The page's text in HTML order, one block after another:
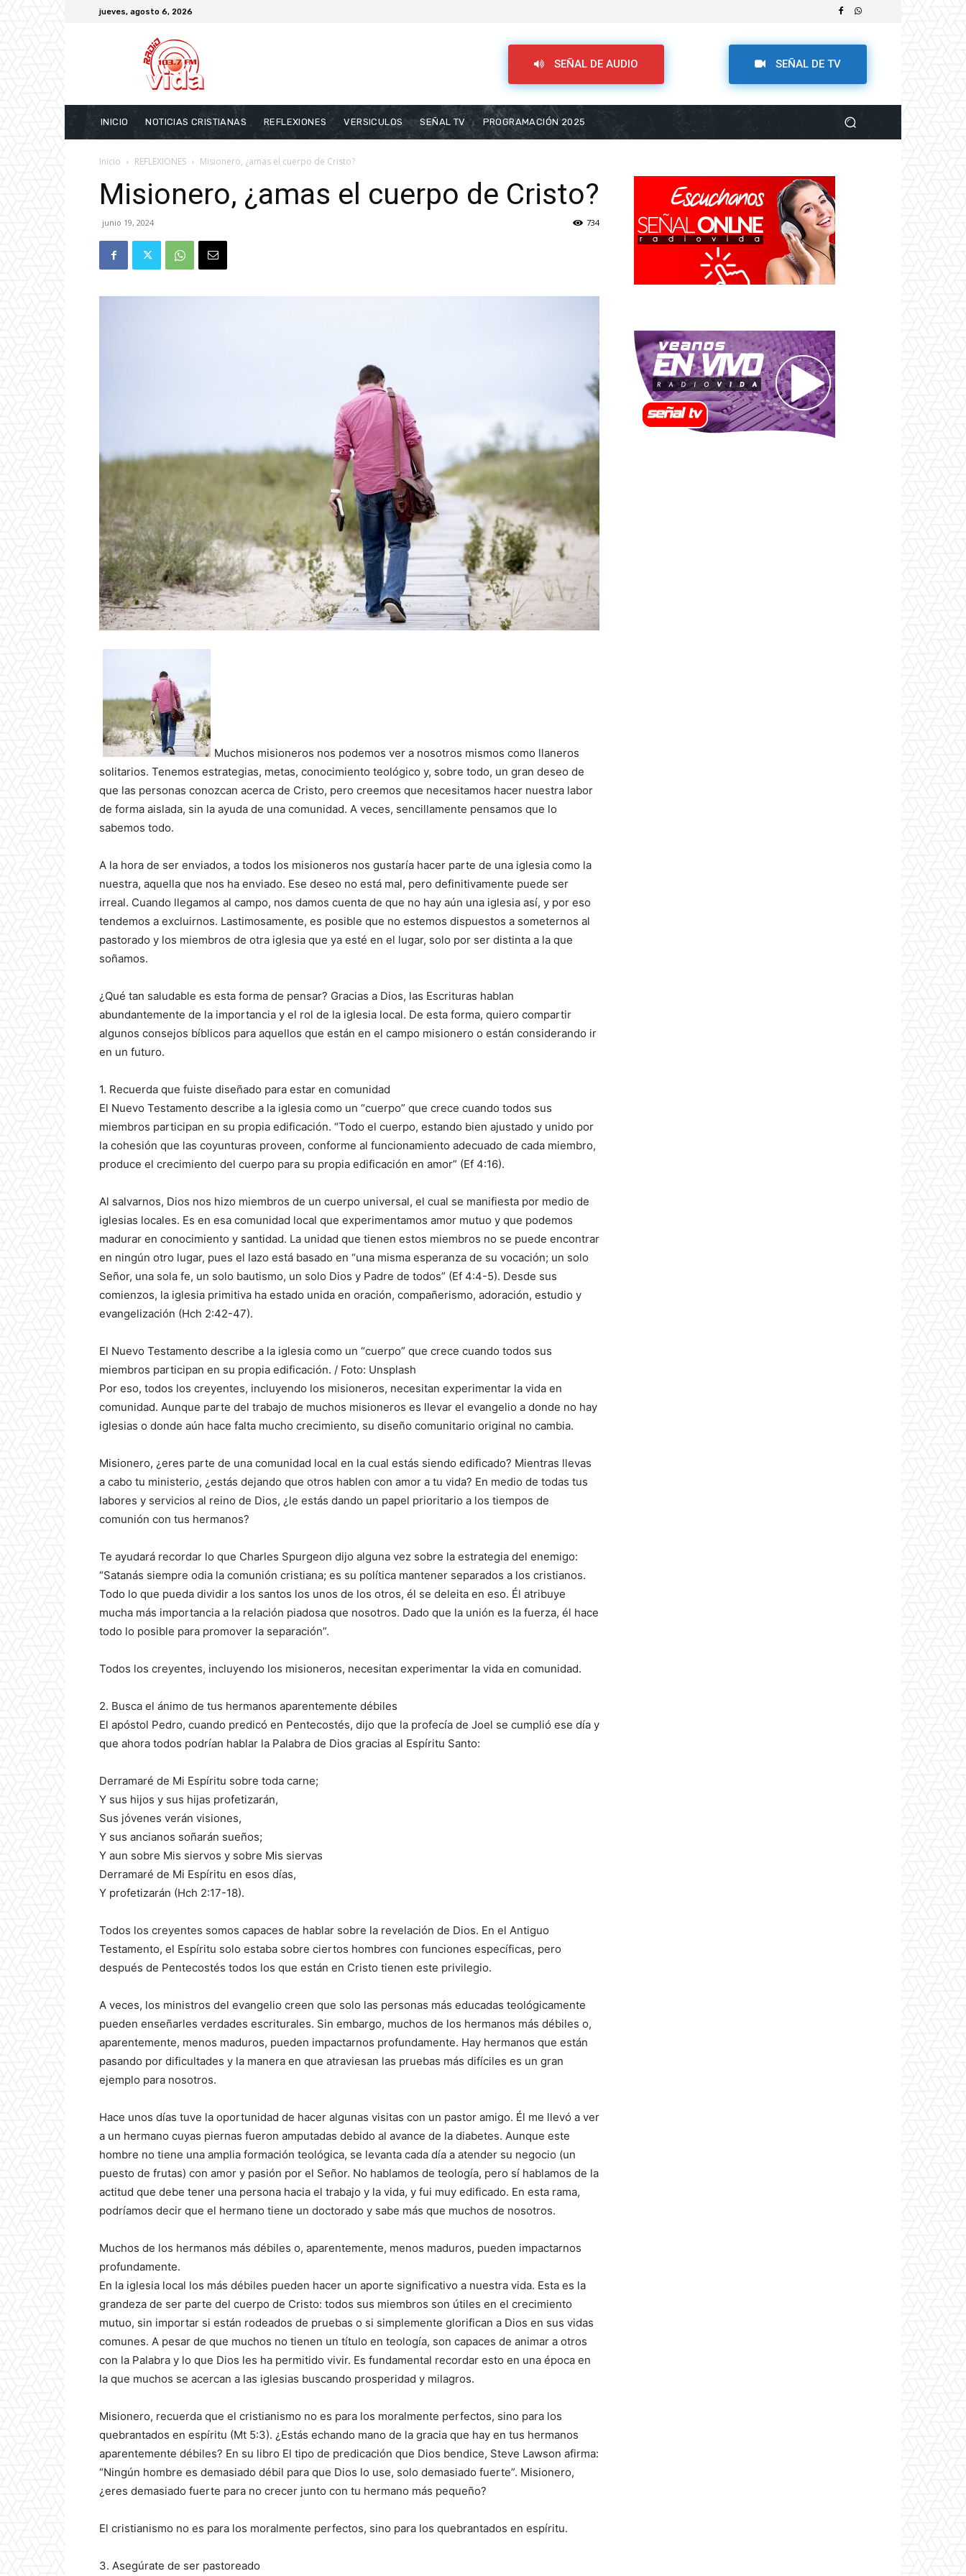
jueves, agosto 6, 2026
SEÑAL DE AUDIO SEÑAL DE TV
INICIO NOTICIAS CRISTIANAS REFLEXIONES VERSICULOS SEÑAL TV PROGRAMACIÓN 2025
Inicio REFLEXIONES Misionero, ¿amas el cuerpo de Cristo?
Misionero, ¿amas el cuerpo de Cristo?
junio 19, 2024 734
Muchos misioneros nos podemos ver a nosotros mismos como llaneros
solitarios. Tenemos estrategias, metas, conocimiento teológico y, sobre todo, un gran deseo de
que las personas conozcan acerca de Cristo, pero creemos que necesitamos hacer nuestra labor
de forma aislada, sin la ayuda de una comunidad. A veces, sencillamente pensamos que lo
sabemos todo.
A la hora de ser enviados, a todos los misioneros nos gustaría hacer parte de una iglesia como la
nuestra, aquella que nos ha enviado. Ese deseo no está mal, pero definitivamente puede ser
irreal. Cuando llegamos al campo, nos damos cuenta de que no hay aún una iglesia así, y por eso
tendemos a excluirnos. Lastimosamente, es posible que no estemos dispuestos a someternos al
pastorado y los miembros de otra iglesia que ya esté en el lugar, solo por ser distinta a la que
soñamos.
¿Qué tan saludable es esta forma de pensar? Gracias a Dios, las Escrituras hablan
abundantemente de la importancia y el rol de la iglesia local. De esta forma, quiero compartir
algunos consejos bíblicos para aquellos que están en el campo misionero o están considerando ir
en un futuro.
1. Recuerda que fuiste diseñado para estar en comunidad
El Nuevo Testamento describe a la iglesia como un “cuerpo” que crece cuando todos sus
miembros participan en su propia edificación. “Todo el cuerpo, estando bien ajustado y unido por
la cohesión que las coyunturas proveen, conforme al funcionamiento adecuado de cada miembro,
produce el crecimiento del cuerpo para su propia edificación en amor” (Ef 4:16).
Al salvarnos, Dios nos hizo miembros de un cuerpo universal, el cual se manifiesta por medio de
iglesias locales. Es en esa comunidad local que experimentamos amor mutuo y que podemos
madurar en conocimiento y santidad. La unidad que tienen estos miembros no se puede encontrar
en ningún otro lugar, pues el lazo está basado en “una misma esperanza de su vocación; un solo
Señor, una sola fe, un solo bautismo, un solo Dios y Padre de todos” (Ef 4:4-5). Desde sus
comienzos, la iglesia primitiva ha estado unida en oración, compañerismo, adoración, estudio y
evangelización (Hch 2:42-47).
El Nuevo Testamento describe a la iglesia como un “cuerpo” que crece cuando todos sus
miembros participan en su propia edificación. / Foto: Unsplash
Por eso, todos los creyentes, incluyendo los misioneros, necesitan experimentar la vida en
comunidad. Aunque parte del trabajo de muchos misioneros es llevar el evangelio a donde no hay
iglesias o donde aún hace falta mucho crecimiento, su diseño comunitario original no cambia.
Misionero, ¿eres parte de una comunidad local en la cual estás siendo edificado? Mientras llevas
a cabo tu ministerio, ¿estás dejando que otros hablen con amor a tu vida? En medio de todas tus
labores y servicios al reino de Dios, ¿le estás dando un papel prioritario a los tiempos de
comunión con tus hermanos?
Te ayudará recordar lo que Charles Spurgeon dijo alguna vez sobre la estrategia del enemigo:
“Satanás siempre odia la comunión cristiana; es su política mantener separados a los cristianos.
Todo lo que pueda dividir a los santos los unos de los otros, él se deleita en eso. Él atribuye
mucha más importancia a la relación piadosa que nosotros. Dado que la unión es la fuerza, él hace
todo lo posible para promover la separación”.
Todos los creyentes, incluyendo los misioneros, necesitan experimentar la vida en comunidad.
2. Busca el ánimo de tus hermanos aparentemente débiles
El apóstol Pedro, cuando predicó en Pentecostés, dijo que la profecía de Joel se cumplió ese día y
que ahora todos podrían hablar la Palabra de Dios gracias al Espíritu Santo:
Derramaré de Mi Espíritu sobre toda carne;
Y sus hijos y sus hijas profetizarán,
Sus jóvenes verán visiones,
Y sus ancianos soñarán sueños;
Y aun sobre Mis siervos y sobre Mis siervas
Derramaré de Mi Espíritu en esos días,
Y profetizarán (Hch 2:17-18).
Todos los creyentes somos capaces de hablar sobre la revelación de Dios. En el Antiguo
Testamento, el Espíritu solo estaba sobre ciertos hombres con funciones específicas, pero
después de Pentecostés todos los que están en Cristo tienen este privilegio.
A veces, los ministros del evangelio creen que solo las personas más educadas teológicamente
pueden enseñarles verdades escriturales. Sin embargo, muchos de los hermanos más débiles o,
aparentemente, menos maduros, pueden impactarnos profundamente. Hay hermanos que están
pasando por dificultades y la manera en que atraviesan las pruebas más difíciles es un gran
ejemplo para nosotros.
Hace unos días tuve la oportunidad de hacer algunas visitas con un pastor amigo. Él me llevó a ver
a un hermano cuyas piernas fueron amputadas debido al avance de la diabetes. Aunque este
hombre no tiene una amplia formación teológica, se levanta cada día a atender su negocio (un
puesto de frutas) con amor y pasión por el Señor. No hablamos de teología, pero sí hablamos de la
actitud que debe tener una persona hacia el trabajo y la vida, y fui muy edificado. En esta rama,
podríamos decir que el hermano tiene un doctorado y sabe más que muchos de nosotros.
Muchos de los hermanos más débiles o, aparentemente, menos maduros, pueden impactarnos
profundamente.
En la iglesia local los más débiles pueden hacer un aporte significativo a nuestra vida. Esta es la
grandeza de ser parte del cuerpo de Cristo: todos sus miembros son útiles en el crecimiento
mutuo, sin importar si están rodeados de pruebas o si simplemente glorifican a Dios en sus vidas
comunes. A pesar de que muchos no tienen un título en teología, son capaces de animar a otros
con la Palabra y lo que Dios les ha permitido vivir. Es fundamental recordar esto en una época en
la que muchos se acercan a las iglesias buscando prosperidad y milagros.
Misionero, recuerda que el cristianismo no es para los moralmente perfectos, sino para los
quebrantados en espíritu (Mt 5:3). ¿Estás echando mano de la gracia que hay en tus hermanos
aparentemente débiles? En su libro El tipo de predicación que Dios bendice, Steve Lawson afirma:
“Ningún hombre es demasiado débil para que Dios lo use, solo demasiado fuerte”. Misionero,
¿eres demasiado fuerte para no crecer junto con tu hermano más pequeño?
El cristianismo no es para los moralmente perfectos, sino para los quebrantados en espíritu.
3. Asegúrate de ser pastoreado